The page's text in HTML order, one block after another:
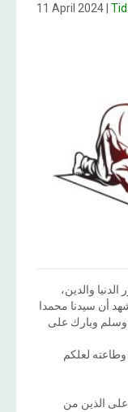
11 April 2024
والدين،
أن سيدنا محمدا
وسلم وبارك على
وطاعته لعلكم
على الذين من